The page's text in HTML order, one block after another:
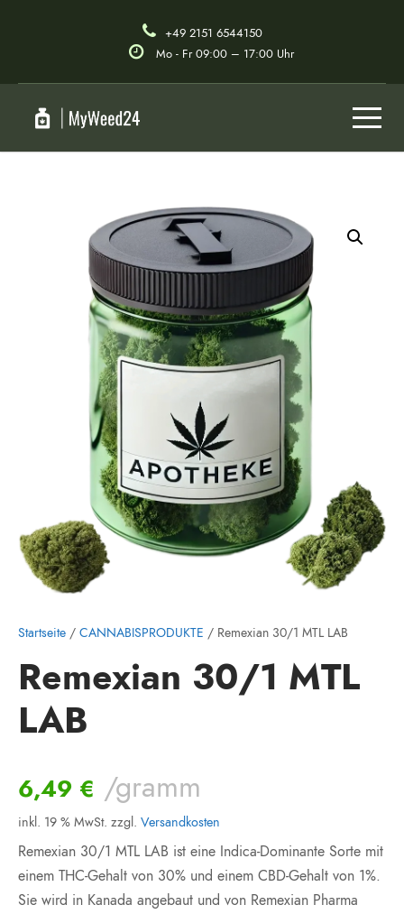
+49 2151 6544150
Mo - Fr 09:00 – 17:00 Uhr
Startseite / CANNABISPRODUKTE / Remexian 30/1 MTL LAB
Remexian 30/1 MTL
LAB
6,49 € /gramm
inkl. 19 % MwSt. zzgl. Versandkosten
Remexian 30/1 MTL LAB ist eine Indica-Dominante Sorte mit
einem THC-Gehalt von 30% und einem CBD-Gehalt von 1%.
Sie wird in Kanada angebaut und von Remexian Pharma